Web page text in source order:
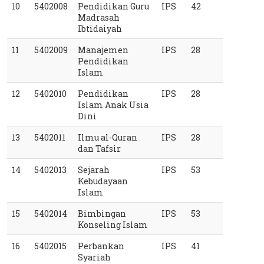
10 5402008
Pendidikan Guru
Madrasah
Ibtidaiyah
IPS 42
11 5402009
Manajemen
Pendidikan
Islam
IPS 28
12 5402010
Pendidikan
Islam Anak Usia
Dini
IPS 28
13 5402011
Ilmu al-Quran
dan Tafsir
IPS 28
14 5402013
Sejarah
Kebudayaan
Islam
IPS 53
15 5402014
Bimbingan
Konseling Islam
IPS 53
16 5402015
Perbankan
Syariah
IPS 41